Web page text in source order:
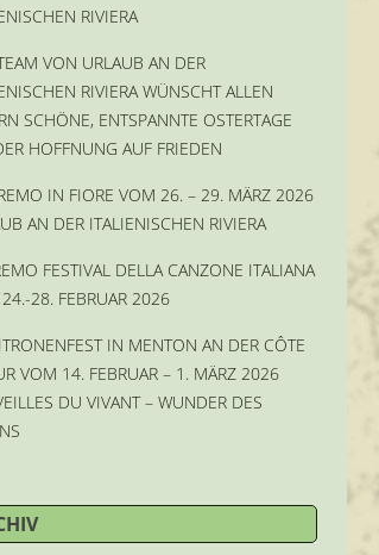
RIVIERA
VON URLAUB AN DER
RIVIERA WÜNSCHT ALLEN
SCHÖNE, ENTSPANNTE OSTERTAGE
HOFFNUNG AUF FRIEDEN
IN FIORE VOM 26. – 29. MÄRZ 2026
AN DER ITALIENISCHEN RIVIERA
FESTIVAL DELLA CANZONE ITALIANA
28. FEBRUAR 2026
IN MENTON AN DER CÔTE
VOM 14. FEBRUAR – 1. MÄRZ 2026
DU VIVANT – WUNDER DES